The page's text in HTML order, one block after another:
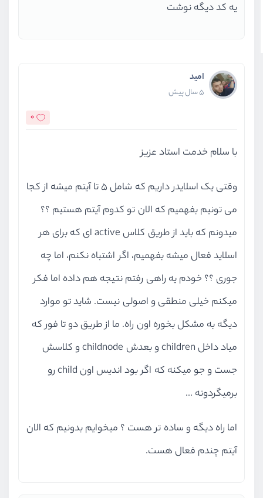
یه کد دیگه نوشت
امید
5 سال پیش
0
با سلام خدمت استاد عزیز
وقتی یک اسلایدر داریم که شامل 5 تا آیتم میشه از کجا
می تونیم بفهمیم که الان تو کدوم آیتم هستیم ؟؟
میدونم که باید از طریق کلاس active ای که برای هر
اسلاید فعال میشه بفهمیم، اگر اشتباه نکنم، اما چه
جوری ؟؟ خودم یه راهی رفتم نتیجه هم داده اما فکر
میکنم خیلی منطقی و اصولی نیست. شاید تو موارد
دیگه به مشکل بخوره اون راه. ما از طریق دو تا فور که
میاد داخل children و بعدش childnode و کلاسش
جست و جو میکنه که اگر بود اندیس اون child رو
برمیگردونه ...
اما راه دیگه و ساده تر هست ؟ میخوایم بدونیم که الان
آیتم چندم فعال هست.